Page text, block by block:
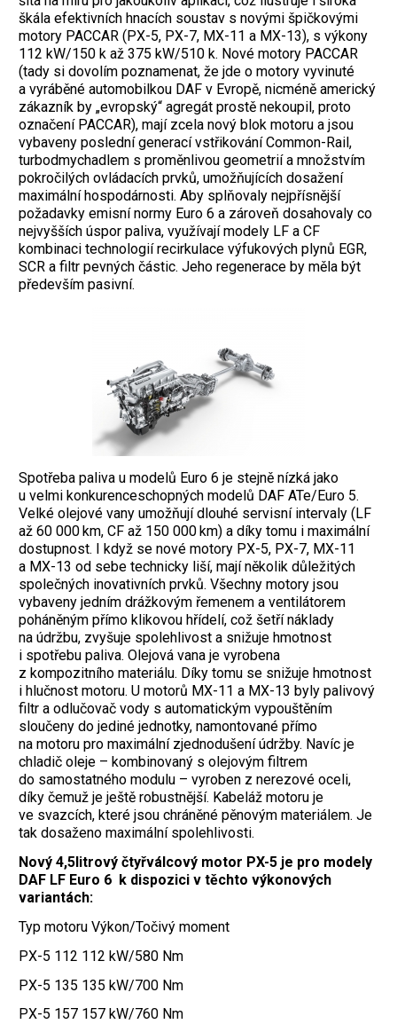
škála efektivních hnacích soustav s novými špičkovými
motory PACCAR (PX-5, PX-7, MX-11 a MX-13), s výkony
112 kW/150 k až 375 kW/510 k. Nové motory PACCAR
(tady si dovolím poznamenat, že jde o motory vyvinuté
a vyráběné automobilkou DAF v Evropě, nicméně americký
zákazník by „evropský“ agregát prostě nekoupil, proto
označení PACCAR), mají zcela nový blok motoru a jsou
vybaveny poslední generací vstřikování Common-Rail,
turbodmychadlem s proměnlivou geometrií a množstvím
pokročilých ovládacích prvků, umožňujících dosažení
maximální hospodárnosti. Aby splňovaly nejpřísnější
požadavky emisní normy Euro 6 a zároveň dosahovaly co
nejvyšších úspor paliva, využívají modely LF a CF
kombinaci technologií recirkulace výfukových plynů EGR,
SCR a filtr pevných částic. Jeho regenerace by měla být
především pasivní.
Spotřeba paliva u modelů Euro 6 je stejně nízká jako
u velmi konkurenceschopných modelů DAF ATe/Euro 5.
Velké olejové vany umožňují dlouhé servisní intervaly (LF
až 60 000 km, CF až 150 000 km) a díky tomu i maximální
dostupnost. I když se nové motory PX-5, PX-7, MX-11
a MX-13 od sebe technicky liší, mají několik důležitých
společných inovativních prvků. Všechny motory jsou
vybaveny jedním drážkovým řemenem a ventilátorem
poháněným přímo klikovou hřídelí, což šetří náklady
na údržbu, zvyšuje spolehlivost a snižuje hmotnost
i spotřebu paliva. Olejová vana je vyrobena
z kompozitního materiálu. Díky tomu se snižuje hmotnost
i hlučnost motoru. U motorů MX-11 a MX-13 byly palivový
filtr a odlučovač vody s automatickým vypouštěním
sloučeny do jediné jednotky, namontované přímo
na motoru pro maximální zjednodušení údržby. Navíc je
chladič oleje – kombinovaný s olejovým filtrem
do samostatného modulu – vyroben z nerezové oceli,
díky čemuž je ještě robustnější. Kabeláž motoru je
ve svazcích, které jsou chráněné pěnovým materiálem. Je
tak dosaženo maximální spolehlivosti.
Nový 4,5litrový čtyřválcový motor PX-5 je pro modely
DAF LF Euro 6 k dispozici v těchto výkonových
variantách:
Typ motoru Výkon/Točivý moment
PX-5 112 112 kW/580 Nm
PX-5 135 135 kW/700 Nm
PX-5 157 157 kW/760 Nm